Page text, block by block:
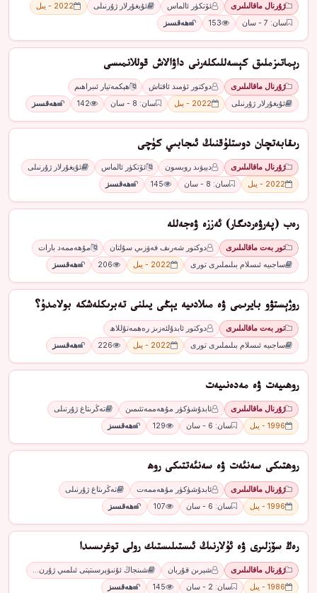
ژۇرنال ماقالىلىرى ئۆتكۈر ئالماس ئۇيغۇرلار ژۇرنىلى
2022 - يىل
سان: 7 - سان
153 ھەقسىز
رﯦﻤﺎﺗﯩﺰﻣﻠﯩﻖ ﻛﯧﺴﻪﻟﻠﯩﻜﻠﻪرﻧﻰ داۋاﻻﺵ ﻗﻮﻟﻼﻧﻤﯩﺴﻰ
ژۇرنال ماقالىلىرى ﺩﻭﻛﺘﻮﺭ ﺋﯜﻣﯩﺪ ﺋﺎﻗﺘﺎﺵ
ھېكمەتيار ئىبراھىم
ئۇيغۇرلار ژۇرنىلى
2022 - يىل سان: 8 - سان 142 ھەقسىز
رﯨﻘﺎﺑﻪﺗﭽﺎﻥ دوﺳﺘﻠﯘﻗﻨﯩﯔ ﺋﯩﺠﺎﺑﯩﻲ ﻛﯜﭼﻰ
ژۇرنال ماقالىلىرى ﺩﯦﻴﯟﯨﺪ ﺭﻭﺑﺴﻮﻥ ئۆتكۈر ئالماس
ئۇيغۇرلار ژۇرنىلى
2022 - يىل
سان: 8 - سان 145 ھەقسىز
رەب (پەرۋەردىگار) ئەززە ۋەجەللە
تور بەت ماقالىلىرى دوكتور شەرىف فەۋزىي سۇلتان
مۇھەممەد بارات
ساجىيە ئىسلام بىلىملىرى تورى
2022 - يىل 206 ھەقسىز
روژېستۋو بايرىمى ۋە مىلادىيە يېڭى يىلنى تەبرىكلەشكە بولامدۇ؟
تور بەت ماقالىلىرى
دوكتور ئابدۇلئەزىز رەھمەتۇللاھ
ساجىيە ئىسلام بىلىملىرى تورى
2022 - يىل 226 ھەقسىز
روھىيەت ۋە مەدەنىيەت
ژۇرنال ماقالىلىرى ئابدۇشۈكۈر مۇھەممەتئىمىن
تەڭرىتاغ ژۇرنىلى
1996 - يىل
سان: 6 - سان 129 ھەقسىز
روھتىكى سەنئەت ۋە سەنئەتتىكى روھ
ژۇرنال ماقالىلىرى ئابدۇشۈكۈر مۇھەممەت
تەڭرىتاغ ژۇرنىلى
1996 - يىل
سان: 6 - سان 107 ھەقسىز
رەڭ سۆزلىرى ۋە ئۇلارنىڭ ئىستىلىستىك رولى توغرىسىدا
ژۇرنال ماقالىلىرى شېرىن قۇربان
شىنجاڭ ئۇنىۋېرسىتېتى ئىلمىي ژۇرن…
1986 - يىل
سان: 2 - سان 145 ھەقسىز